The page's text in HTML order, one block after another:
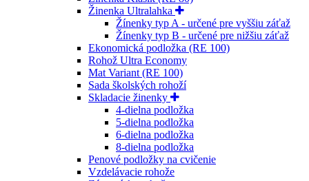
Žinenka Ultralahka
Žínenky typ A - určené pre vyššiu záťaž
Žínenky typ B - určené pre nižšiu záťaž
Ekonomická podložka (RE 100)
Rohož Ultra Economy
Mat Variant (RE 100)
Sada školských rohoží
Skladacie žinenky
4-dielna podložka
5-dielna podložka
6-dielna podložka
8-dielna podložka
Penové podložky na cvičenie
Vzdelávacie rohože